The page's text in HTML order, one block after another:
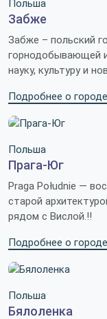
Польша
Забже
Забже – польский
горнодобывающей
науку, культуру и
Подробнее о
Польша
Прага-Юг
Praga Południe —
старой
рядом с Вислой.!!
Подробнее о
Польша
Бялоленка